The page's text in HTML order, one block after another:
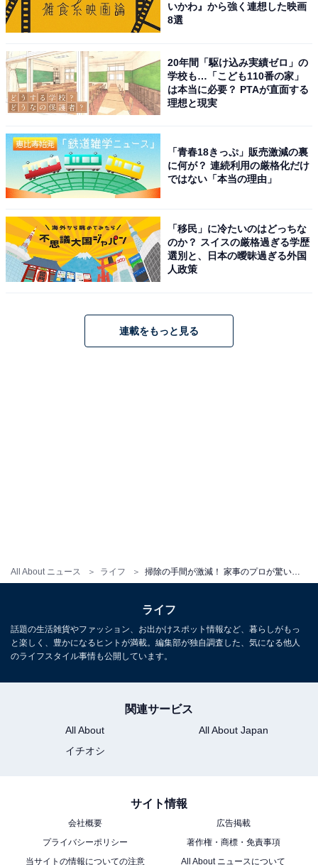
All About ニュース ライフ
そして裏面はポリエステル80％とナイロン20％のマイク
ロファイバー。この超極細繊維が汚れの吸着を良くして
くれています。
ポリエステルとナイロンが使われている
「激落ちおそうじスリッパNEO」を1週間使った
結果
なかった階段です。角の部分にホコリやチリがかなりた
いかわ』から強く連想した映画
8選
20年間「駆け込み実績ゼロ」の
学校も…「こども110番の家」
は本当に必要？ PTAが直面する
理想と現実
「青春18きっぷ」販売激減の裏
に何が？ 連続利用の厳格化だけ
ではない「本当の理由」
「移民」に冷たいのはどっちな
のか？ スイスの厳格過ぎる学歴
選別と、日本の曖昧過ぎる外国
人政策
連載をもっと見る
ライフ
話題の生活雑貨やファッション、お出かけスポット情報など、暮らしがもっ
と楽しく、豊かになるヒントが満載。編集部が独自調査した、気になる他人
のライフスタイル事情も公開しています。
関連サービス
All About
All About Japan
イチオシ
サイト情報
会社概要
広告掲載
プライバシーポリシー
著作権・商標・免責事項
当サイトの情報についての注意
All About ニュースについて